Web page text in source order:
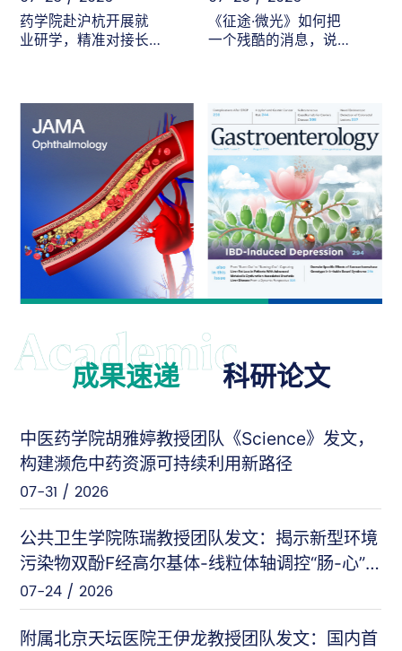
药学院赴沪杭开展就
业研学，精准对接长
《征途·微光》如何把
一个残酷的消息，说
成果速递 科研论文
中医药学院胡雅婷教授团队《Science》发文，
构建濒危中药资源可持续利用新路径
07-31 / 2026
公共卫生学院陈瑞教授团队发文：揭示新型环境
污染物双酚F经高尔基体-线粒体轴调控“肠-心”
对话的新机制
07-24 / 2026
附属北京天坛医院王伊龙教授团队发文：国内首
曲显俊等（基础医学院） PNAS
07-28 / 2026
07-17 / 2026
王刚等（安定医院） Cell Host & Microbe
07-10 / 2026